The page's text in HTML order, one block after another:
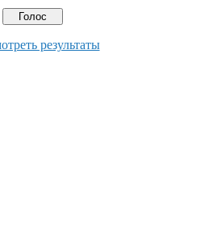
результаты